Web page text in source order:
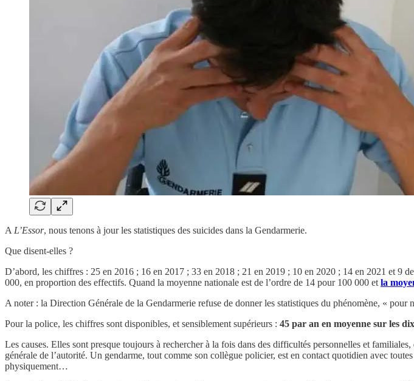
A L’Essor, nous tenons à jour les statistiques des suicides dans la Gendarmerie.
Que disent-elles ?
D’abord, les chiffres : 25 en 2016 ; 16 en 2017 ; 33 en 2018 ; 21 en 2019 ; 10 en 2020 ; 14 en 2021 et 9
000, en proportion des effectifs. Quand la moyenne nationale est de l’ordre de 14 pour 100 000 et la
A noter : la Direction Générale de la Gendarmerie refuse de donner les statistiques du phénomène, « pour
Pour la police, les chiffres sont disponibles, et sensiblement supérieurs : 45 par an en moyenne sur les
Les causes. Elles sont presque toujours à rechercher à la fois dans des difficultés personnelles et
générale de l’autorité. Un gendarme, tout comme son collègue policier, est en contact quotidien avec
physiquement…